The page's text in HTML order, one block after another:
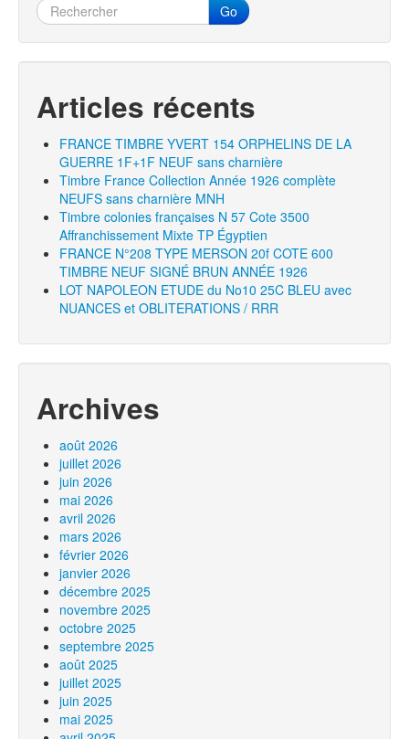
Go
Articles récents
FRANCE TIMBRE YVERT 154 ORPHELINS DE LA
GUERRE 1F+1F NEUF sans charnière
Timbre France Collection Année 1926 complète
NEUFS sans charnière MNH
Timbre colonies françaises N 57 Cote 3500
Affranchissement Mixte TP Égyptien
FRANCE N°208 TYPE MERSON 20f COTE 600
TIMBRE NEUF SIGNÉ BRUN ANNÉE 1926
LOT NAPOLEON ETUDE du No10 25C BLEU avec
NUANCES et OBLITERATIONS / RRR
Archives
août 2026
juillet 2026
juin 2026
mai 2026
avril 2026
mars 2026
février 2026
janvier 2026
décembre 2025
novembre 2025
octobre 2025
septembre 2025
août 2025
juillet 2025
juin 2025
mai 2025